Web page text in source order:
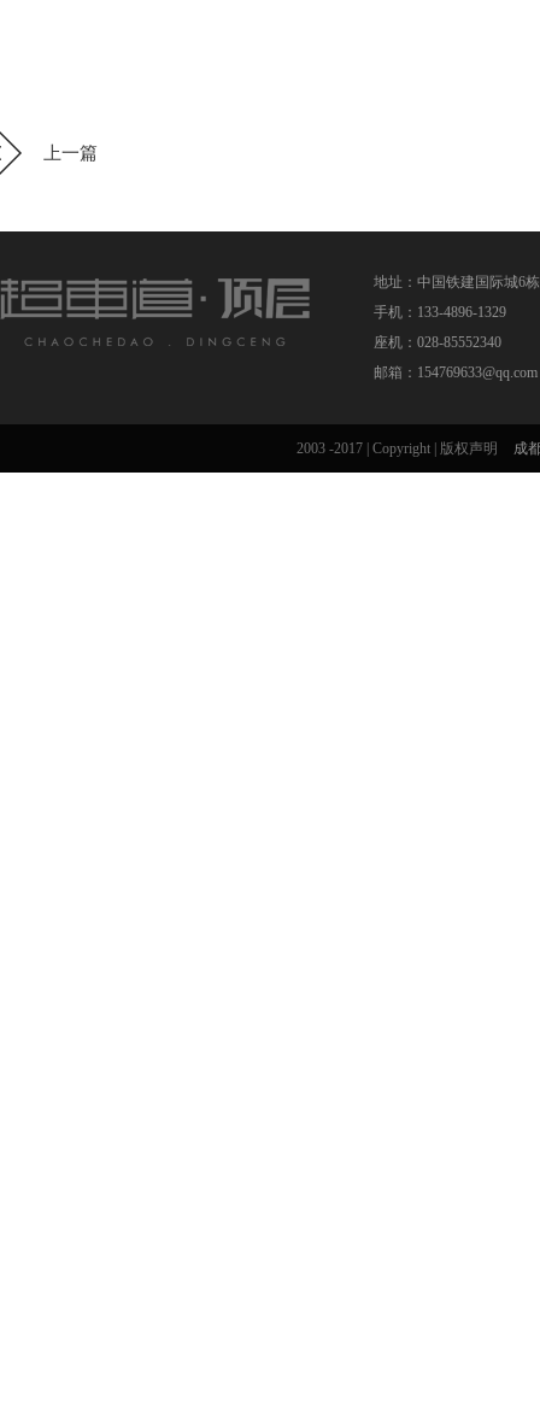
上一篇
地址：中国铁建国际城6
手机：133-4896-1329
座机：028-85552340
邮箱：154769633@qq.com
2003 -2017 | Copyright | 版权声明 成